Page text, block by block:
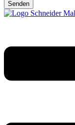
Senden